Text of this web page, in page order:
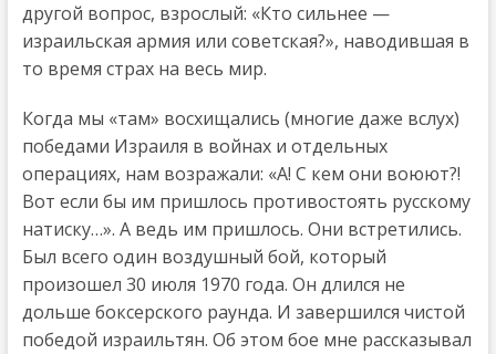
другой вопрос, взрослый: «Кто сильнее —
израильская армия или советская?», наводившая в
то время страх на весь мир.
Когда мы «там» восхищались (многие даже вслух)
победами Израиля в войнах и отдельных
операциях, нам возражали: «А! С кем они воюют?!
Вот если бы им пришлось противостоять русскому
натиску…». А ведь им пришлось. Они встретились.
Был всего один воздушный бой, который
произошел 30 июля 1970 года. Он длился не
дольше боксерского раунда. И завершился чистой
победой израильтян. Об этом бое мне рассказывал